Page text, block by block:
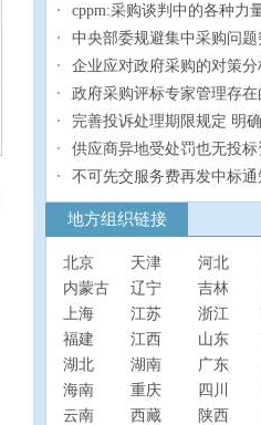
cppm:采购谈判中的各种力
中央部委规避集中采购问
企业应对政府采购的对策分
政府采购评标专家管理存在
完善投诉处理期限规定 明
供应商异地受处罚也无投
不可先交服务费再发中标
地方组织链接
北京 天津 河北
内蒙古
辽宁 吉林
上海
江苏 浙江
福建
江西 山东
湖北
湖南 广东
海南
重庆 四川
云南
西藏 陕西